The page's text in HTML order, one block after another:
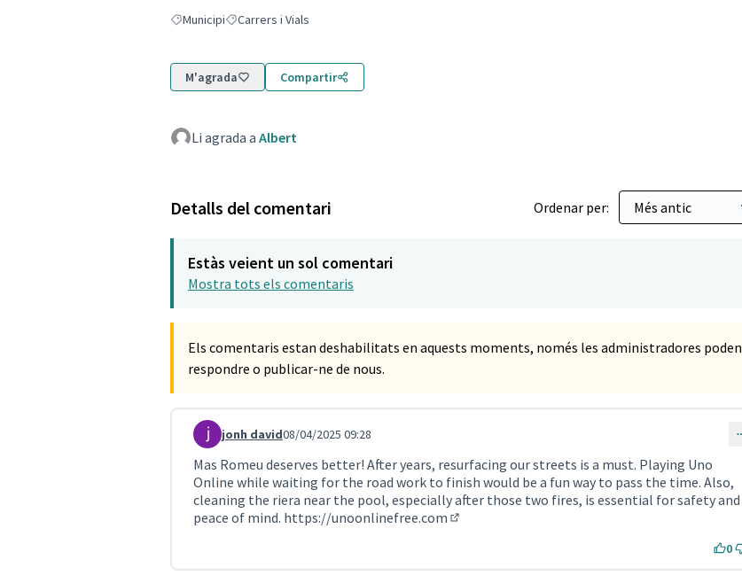
Resultats en filtrar per: Municipi
MunicipiResultats en filtrar per: Carrers i Vials
Carrers i Vials
M'agrada Compartir
Li agrada a Albert
Detalls del comentari Ordenar per:
Estàs veient un sol comentari
Mostra tots els comentaris
Els comentaris estan deshabilitats en aquests moments, només les administradores poden
respondre o publicar-ne de nous.
Comentari 988
jonh david08/04/2025 09:28
Mas Romeu deserves better! After years, resurfacing our streets is a must. Playing Uno
Online while waiting for the road work to finish would be a fun way to pass the time. Also,
cleaning the riera near the pool, especially after those two fires, is essential for safety and
peace of mind. https://unoonlinefree.com
0